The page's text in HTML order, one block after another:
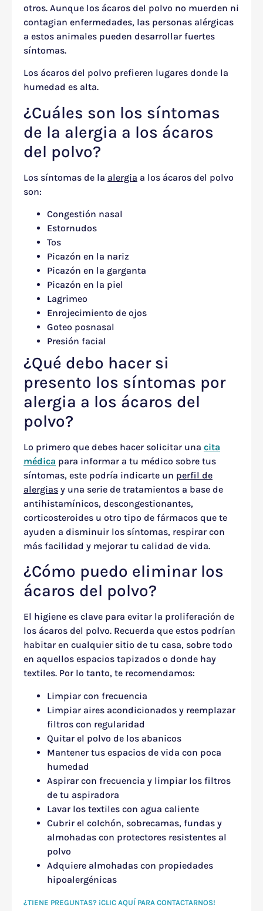
otros. Aunque los ácaros del polvo no muerden ni
contagian enfermedades, las personas alérgicas
a estos animales pueden desarrollar fuertes
síntomas.
Los ácaros del polvo prefieren lugares donde la
humedad es alta.
¿Cuáles son los síntomas
de la alergia a los ácaros
del polvo?
Los síntomas de la alergia a los ácaros del polvo
son:
Congestión nasal
Estornudos
Tos
Picazón en la nariz
Picazón en la garganta
Picazón en la piel
Lagrimeo
Enrojecimiento de ojos
Goteo posnasal
Presión facial
¿Qué debo hacer si
presento los síntomas por
alergia a los ácaros del
polvo?
Lo primero que debes hacer solicitar una cita
médica para informar a tu médico sobre tus
síntomas, este podría indicarte un perfil de
alergias y una serie de tratamientos a base de
antihistamínicos, descongestionantes,
corticosteroides u otro tipo de fármacos que te
ayuden a disminuir los síntomas, respirar con
más facilidad y mejorar tu calidad de vida.
¿Cómo puedo eliminar los
ácaros del polvo?
El higiene es clave para evitar la proliferación de
los ácaros del polvo. Recuerda que estos podrían
habitar en cualquier sitio de tu casa, sobre todo
en aquellos espacios tapizados o donde hay
textiles. Por lo tanto, te recomendamos:
Limpiar con frecuencia
Limpiar aires acondicionados y reemplazar
filtros con regularidad
Quitar el polvo de los abanicos
Mantener tus espacios de vida con poca
humedad
Aspirar con frecuencia y limpiar los filtros
de tu aspiradora
Lavar los textiles con agua caliente
Cubrir el colchón, sobrecamas, fundas y
almohadas con protectores resistentes al
polvo
Adquiere almohadas con propiedades
hipoalergénicas
¿TIENE PREGUNTAS? ¡CLIC AQUÍ PARA CONTACTARNOS!